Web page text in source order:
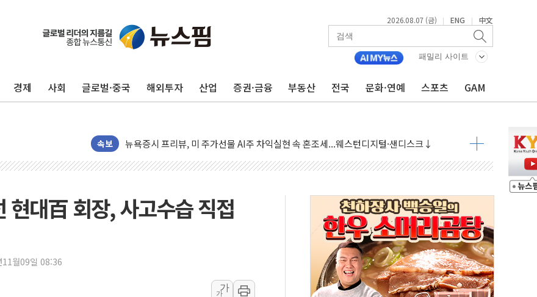
2026.08.07 (금) | ENG | 中文
패밀리 사이트
경제 사회 글로벌·중국 해외투자 산업 증권·금융 부동산 전국 문화·연예 스포츠 GAM
속보
유럽증시, 견조한 실적 소화하며 대부분 상승… "2분기 기업 순이익 21% 증가" 전망
리투아니아 국방 "러, 우크라 드론으로 나토 회원국 공격 검토… 거짓 깃발 작전"
뉴욕증시 개장 전 특징주...모더나·아이온큐·도어대시↑ VS 샌디스크·피그마·앱러빈↓
김정관 장관 "영업이익 N% 성과급 반대…상법·자본시장법 개정 논의"
청와대, 북한 단거리 탄도미사일 발사에 긴급 안보 점검회의
금값 7주 만에 최고…美 고용 둔화·호르무즈 재개방 기대에 강세
러, 1인칭시점 드론으로 우크라 민간인 '사파리' 공격… 시민들 공포감 극대화 전략
[베트남 증시] 지수 하락 속 'DGC' 임시 주총 기대감에 홀로 상한가…마진 잔액은 사상 최고
'월가의 황제' 다이먼 "금융시장 레버리지 위험수위…숨은 차입이 더 큰 변수"
양주 섬유염색공장서 화재 1명 중상…대응 1단계 진압 중
김정관 산업부 장관 "주 52시간 손봐야, 경쟁상대 中과 비교해야"
해군 1함대 창설 80주년…지역과 함께하는 '선봉'의 대민 봉사
대百 회장, 사고수습 직접
11월09일 08:36
가
가